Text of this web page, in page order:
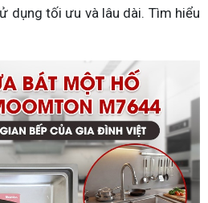
dụng tối ưu và lâu dài. Tìm hiểu